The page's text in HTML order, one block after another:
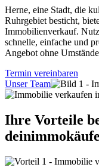
Herne, eine Stadt, die
Ruhrgebiet besticht,
Immobilienverkauf.
schnelle, einfache und
Angebot ohne
Termin vereinbaren
Unser Team
Ihre Vorteile